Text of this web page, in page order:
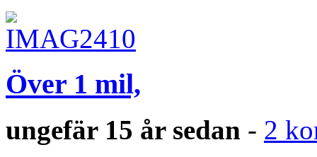
Över 1 mil,
ungefär 15 år sedan - 2